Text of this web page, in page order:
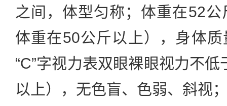
之间，体型匀称；体重在52
体重在50公斤以上），身体
“C”字视力表双眼裸眼视力不
以上），无色盲、色弱、斜视